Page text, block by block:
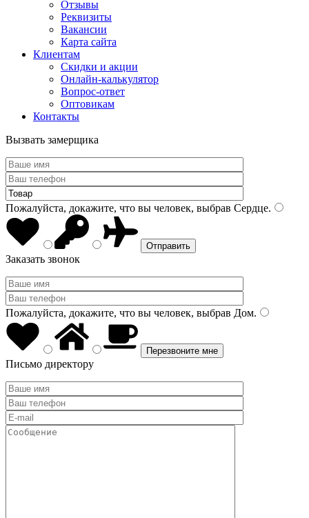
Отзывы
Реквизиты
Вакансии
Карта сайта
Клиентам
Скидки и акции
Онлайн-калькулятор
Вопрос-ответ
Оптовикам
Контакты
Вызвать замерщика
Пожалуйста, докажите, что вы человек, выбрав Сердце.
Заказать звонок
Пожалуйста, докажите, что вы человек, выбрав Дом.
Письмо директору